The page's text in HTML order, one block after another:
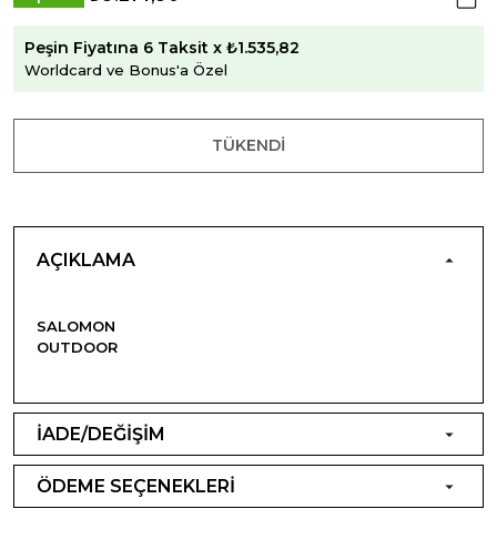
Peşin Fiyatına 6 Taksit x ₺1.535,82
Worldcard ve Bonus'a Özel
TÜKENDI
AÇIKLAMA
SALOMON
OUTDOOR
İADE/DEĞİŞİM
ÖDEME SEÇENEKLERİ